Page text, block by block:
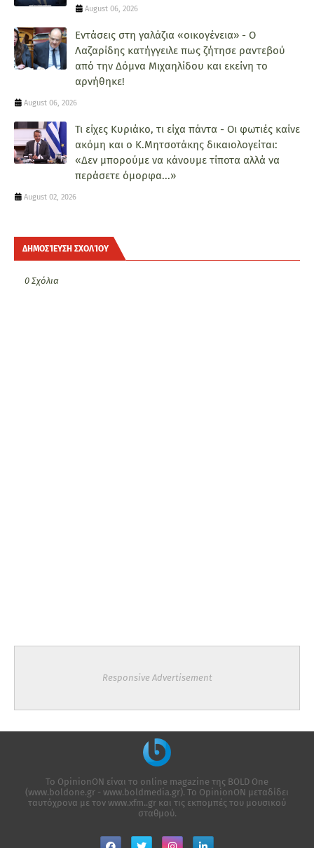
August 06, 2026
Εντάσεις στη γαλάζια «οικογένεια» - O
Λαζαρίδης κατήγγειλε πως ζήτησε ραντεβού
από την Δόμνα Μιχαηλίδου και εκείνη το
αρνήθηκε!
August 06, 2026
Τι είχες Κυριάκο, τι είχα πάντα - Οι φωτιές καίνε
ακόμη και ο Κ.Μητσοτάκης δικαιολογείται:
«Δεν μπορούμε να κάνουμε τίποτα αλλά να
περάσετε όμορφα...»
August 02, 2026
ΔΗΜΟΣΊΕΥΣΗ ΣΧΟΛΊΟΥ
0 Σχόλια
Responsive Advertisement
Το OpinionON είναι το online magazine της ΒΟLD One
(www.boldone.gr - www.boldmedia.gr). Το OpinionON μεταδίδει
ταυτόχρονα με τον www.xfm..gr και τις εκπομπές του μουσικού
σταθμού.